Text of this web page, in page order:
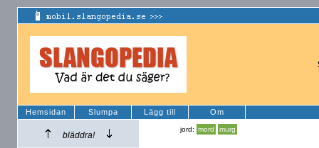
Hemsidan Slumpa Lägg till Om
bläddra!
jord: mord murg